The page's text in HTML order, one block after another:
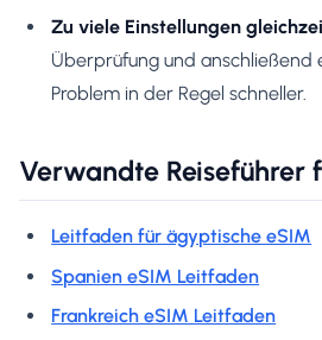
Zu viele Einstellungen
Überprüfung und anschließend
Problem in der Regel schneller.
Verwandte Reiseführer
Leitfaden für ägyptische eSIM
Spanien eSIM Leitfaden
Frankreich eSIM Leitfaden